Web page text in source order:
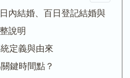
內結婚、百日登記結婚與
說明
定義與由來
鍵時間點？